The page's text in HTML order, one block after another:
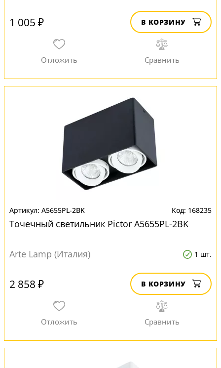
1 005 ₽ В КОРЗИНУ
A5655PL-2BK 168235
Точечный светильник Pictor A5655PL-2BK
Arte Lamp (Италия) 1 шт.
2 858 ₽ В КОРЗИНУ